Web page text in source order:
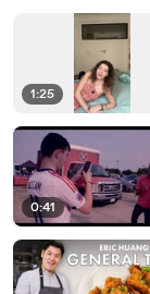
1:25
0:41